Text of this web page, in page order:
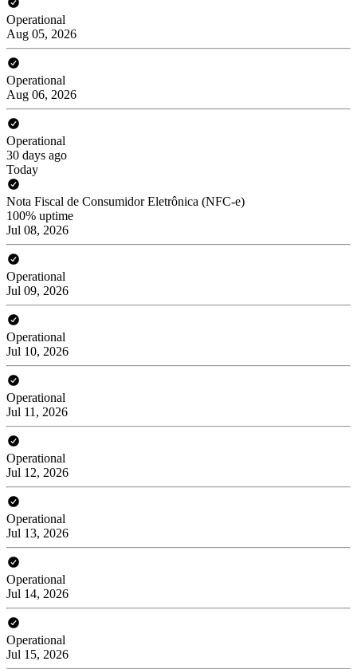
Operational
Aug 05, 2026
Operational
Aug 06, 2026
Operational
30 days ago
Today
Nota Fiscal de Consumidor Eletrônica (NFC-e)
100% uptime
Jul 08, 2026
Operational
Jul 09, 2026
Operational
Jul 10, 2026
Operational
Jul 11, 2026
Operational
Jul 12, 2026
Operational
Jul 13, 2026
Operational
Jul 14, 2026
Operational
Jul 15, 2026